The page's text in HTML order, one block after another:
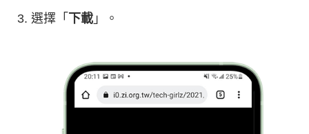
選擇「 下載 」。